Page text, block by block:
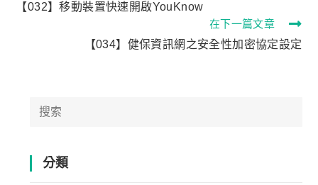
【032】移動裝置快速開啟YouKnow
在下一篇文章
【034】健保資訊網之安全性加密協定設定
分類